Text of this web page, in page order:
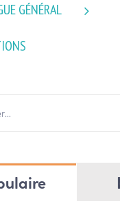
GÉNÉRAL